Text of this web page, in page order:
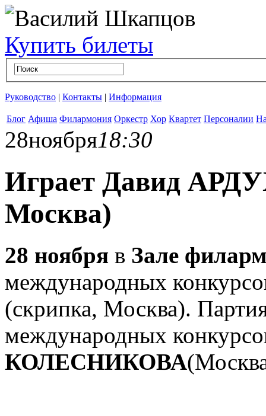
Купить билеты
Руководство | Контакты | Информация
Блог Афиша Филармония Оркестр Хор Квартет Персоналии
28ноября18:30
Играет Давид
Москва)
28 ноября в Зале
международных
(скрипка, Москва).
международных
КОЛЕСНИКОВА